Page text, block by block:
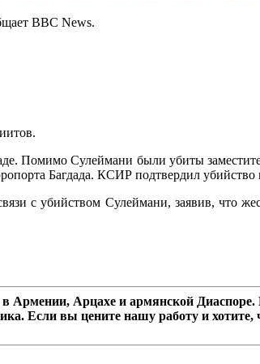
BBC News.
Помимо Сулеймани были убиты
Багдада. КСИР подтвердил убийство
с убийством Сулеймани, заявив, что
Армении, Арцахе и армянской
Если вы цените нашу работу и